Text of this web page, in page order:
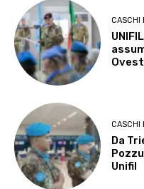
CASCHI
Ovest
CASCHI
Da
Unifil